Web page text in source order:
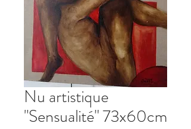
Nu artistique
"Sensualité" 73x60cm